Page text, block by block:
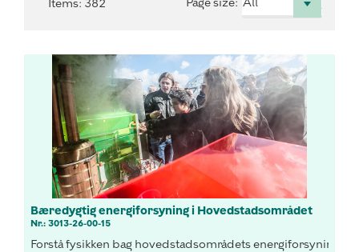
Items: 382 Page size:
Bæredygtig energiforsyning i Hovedstadsområdet
Nr.: 3013-26-00-15
Forstå fysikken bag hovedstadsområdets energiforsyning,